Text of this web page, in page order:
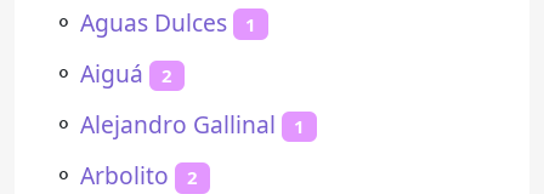
⚬ Aguas Dulces 1
⚬ Aiguá 2
⚬ Alejandro Gallinal 1
⚬ Arbolito 2